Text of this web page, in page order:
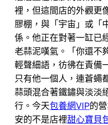
裡，但這間店的外觀更
膠棚，與「宇宙」或「
係。他正在對著一缸已
老蒜泥嘆氣。「你還不
輕聲細語，彷彿在責備
只有他一個人，連蒼蠅
蒜頭混合著鐵鏽與淡淡
行。今天包養網VIP的
安的不是店裡甜心寶貝